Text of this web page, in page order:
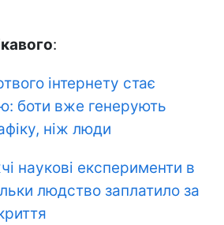
:
інтернету стає
боти вже генерують
ніж люди
наукові експерименти в
людство заплатило за